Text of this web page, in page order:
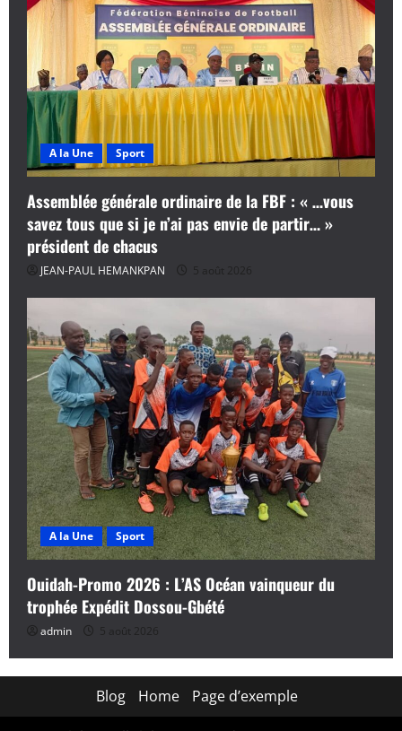
A la Une Sport
Assemblée générale ordinaire de la FBF : « …vous
savez tous que si je n’ai pas envie de partir… »
président de chacus
JEAN-PAUL HEMANKPAN 5 août 2026
A la Une Sport
Ouidah-Promo 2026 : L’AS Océan vainqueur du
trophée Expédit Dossou-Gbété
admin 5 août 2026
Blog Home Page d’exemple